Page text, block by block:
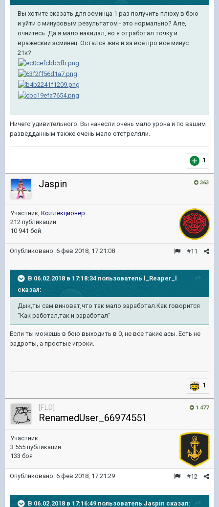
Вы хотите сказать для эсминца 1 раз получить плюху в бою
и уйти с минусовым результатом - это нормально? Але,
очнитесь. Да я мало накидал, но я отработал точку и
вражеский эсминец. Остался жив и за всё про всё минус
21к?
Ничего удивительного. Вы нанесли очень мало урона и по вашим
разведданным также очень мало отстреляли.
1
363
Jaspin
Участник, Коллекционер
212 публикации
10 941 бой
#11
Опубликовано: 6 фев 2018, 17:21:08
В 06.02.2018 в 17:18:34 пользователь
l_Reaper_l
сказал:
Дык,ты сам виноват,что так мало заработал.Как говорится
''Как работал,так и заработал''
Если ты можешь в бою выходить в 0, не все такие асы. Есть не
задроты, а простые игроки.
1
1 477
[FLD]
RenamedUser_66974551
Участник
3 555 публикаций
133 боя
#12
Опубликовано: 6 фев 2018, 17:21:29
В 06.02.2018 в 17:16:49 пользователь Jaspin сказал: